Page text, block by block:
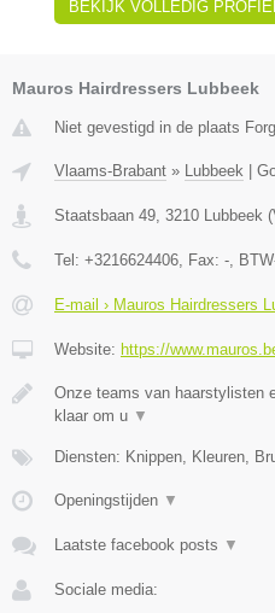
BEKIJK VOLLEDIG
Mauros Hairdressers Lubbeek
Niet gevestigd in de plaats
Vlaams-Brabant » Lubbeek
Staatsbaan 49, 3210 Lubbeek (
Tel: +3216624406, Fax: -,
E-mail › Mauros Hairdressers
Website: https://
Onze teams van haarstylisten
klaar om u ▼
Diensten: Knippen, Kleuren,
Openingstijden ▼
Laatste facebook posts ▼
Sociale media: